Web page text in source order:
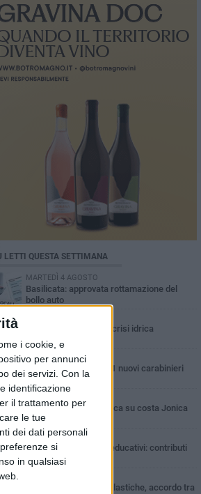
i cookie, e
per annunci
dei servizi. Con la
identificazione
il trattamento per
le tue
dei dati personali
si
in qualsiasi
LETTI QUESTA SETTIMANA
MARTEDÌ 4 AGOSTO
Basilicata: approvata rottamazione del
bollo auto
Basilicata: passata la crisi idrica
GIOVEDÌ 6 AGOSTO
In Basilicata arrivati 61 nuovi carabinieri
Guardia medica turistica su costa Jonica
DOMENICA 2 AGOSTO
Centri estivi e servizi educativi: contributi
alle famiglie
Uso delle palestre scolastiche, accordo tra